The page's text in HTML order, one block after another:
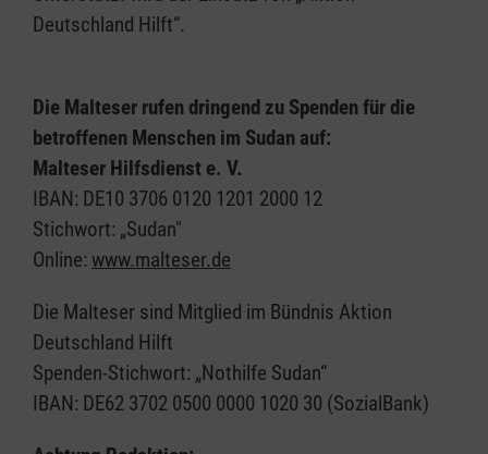
Deutschland Hilft“.
Die Malteser rufen dringend zu Spenden für die
betroffenen Menschen im Sudan auf:
Malteser Hilfsdienst e. V.
IBAN: DE10 3706 0120 1201 2000 12
Stichwort: „Sudan"
Online: www.malteser.de
Die Malteser sind Mitglied im Bündnis Aktion
Deutschland Hilft
Spenden-Stichwort: „Nothilfe Sudan“
IBAN: DE62 3702 0500 0000 1020 30 (SozialBank)